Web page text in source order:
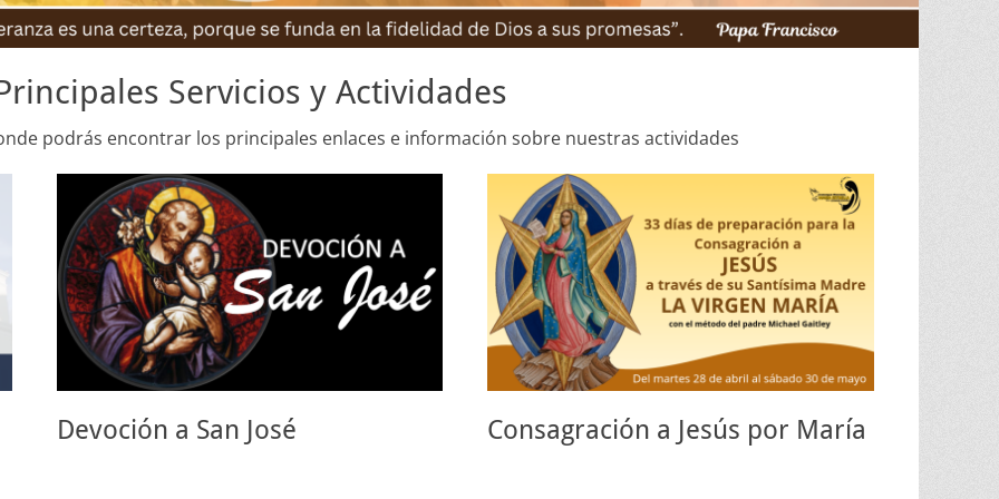
Servicios y Actividades
podrás encontrar los principales enlaces e información sobre nuestras actividades
Devoción a San José Consagración a Jesús por María